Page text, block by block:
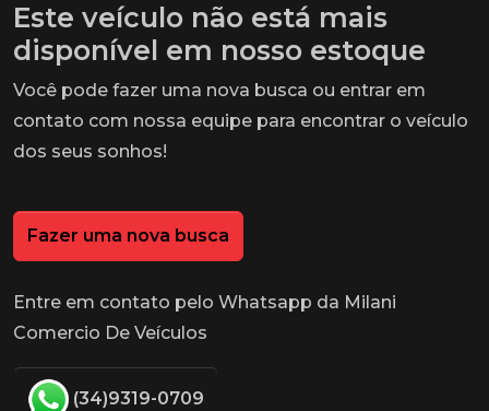
Este veículo não está mais
disponível em nosso estoque
Você pode fazer uma nova busca ou entrar em
contato com nossa equipe para encontrar o veículo
dos seus sonhos!
Fazer uma nova busca
Entre em contato pelo Whatsapp da Milani
Comercio De Veículos
(34)9319-0709